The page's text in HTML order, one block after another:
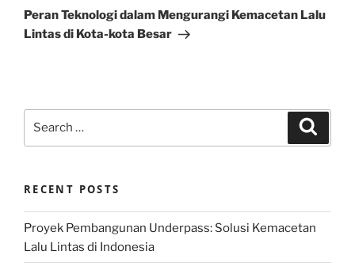
Post
Peran Teknologi dalam Mengurangi Kemacetan Lalu
Lintas di Kota-kota Besar
RECENT POSTS
Proyek Pembangunan Underpass: Solusi Kemacetan
Lalu Lintas di Indonesia